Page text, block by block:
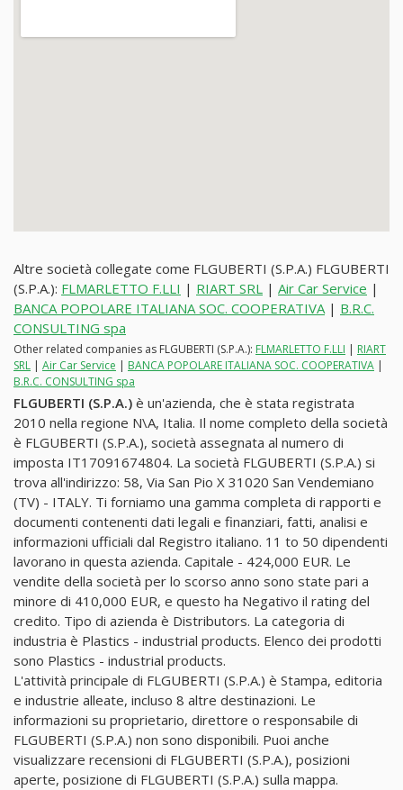
Altre società collegate come FLGUBERTI (S.P.A.) FLGUBERTI
(S.P.A.): FLMARLETTO F.LLI | RIART SRL | Air Car Service |
BANCA POPOLARE ITALIANA SOC. COOPERATIVA | B.R.C.
CONSULTING spa
Other related companies as FLGUBERTI (S.P.A.): FLMARLETTO F.LLI | RIART
SRL | Air Car Service | BANCA POPOLARE ITALIANA SOC. COOPERATIVA |
B.R.C. CONSULTING spa
FLGUBERTI (S.P.A.) è un'azienda, che è stata registrata
2010 nella regione N\A, Italia. Il nome completo della società
è FLGUBERTI (S.P.A.), società assegnata al numero di
imposta IT17091674804. La società FLGUBERTI (S.P.A.) si
trova all'indirizzo: 58, Via San Pio X 31020 San Vendemiano
(TV) - ITALY. Ti forniamo una gamma completa di rapporti e
documenti contenenti dati legali e finanziari, fatti, analisi e
informazioni ufficiali dal Registro italiano. 11 to 50 dipendenti
lavorano in questa azienda. Capitale - 424,000 EUR. Le
vendite della società per lo scorso anno sono state pari a
minore di 410,000 EUR, e questo ha Negativo il rating del
credito. Tipo di azienda è Distributors. La categoria di
industria è Plastics - industrial products. Elenco dei prodotti
sono Plastics - industrial products.
L'attività principale di FLGUBERTI (S.P.A.) è Stampa, editoria
e industrie alleate, incluso 8 altre destinazioni. Le
informazioni su proprietario, direttore o responsabile di
FLGUBERTI (S.P.A.) non sono disponibili. Puoi anche
visualizzare recensioni di FLGUBERTI (S.P.A.), posizioni
aperte, posizione di FLGUBERTI (S.P.A.) sulla mappa.